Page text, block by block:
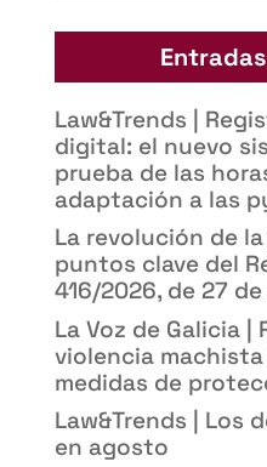
Law&Trends |
digital: el nuevo
prueba de las
adaptación a las
La revolución de
puntos clave del
416/2026, de 27
La Voz de Galicia |
violencia
medidas de
Law&Trends | Los
en agosto